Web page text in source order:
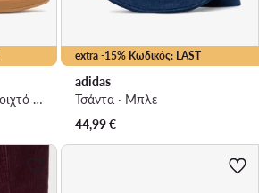
Αθλητικά · Gazelle · Ανοιχτό μπλε
extra -15% Κωδικός: LAST
adidas
Τσάντα · Μπλε
44,99€